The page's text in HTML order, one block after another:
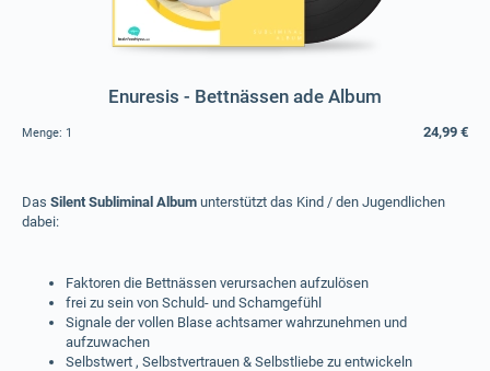
Enuresis - Bettnässen ade Album
Menge: 1 24,99 €
Das Silent Subliminal Album unterstützt das Kind / den Jugendlichen
dabei:
Faktoren die Bettnässen verursachen aufzulösen
frei zu sein von Schuld- und Schamgefühl
Signale der vollen Blase achtsamer wahrzunehmen und
aufzuwachen
Selbstwert , Selbstvertrauen & Selbstliebe zu entwickeln